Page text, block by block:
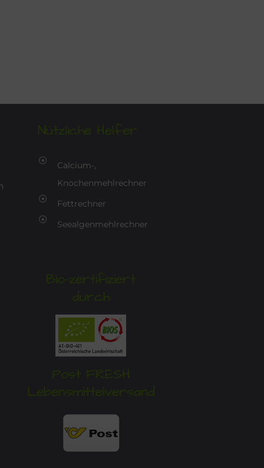
Nützliche Helfer
Calcium-,
Knochenmehlrechner
Fettrechner
Seealgenmehlrechner
Bio-zertifiziert
durch
Post FRESH
Lebensmittelversand